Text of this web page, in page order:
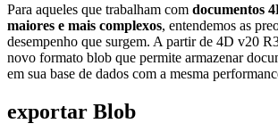
Para aqueles que trabalham com documentos
maiores e mais complexos, entendemos as
desempenho que surgem. A partir de 4D v20
novo formato blob que permite armazenar
em sua base de dados com a mesma
exportar Blob